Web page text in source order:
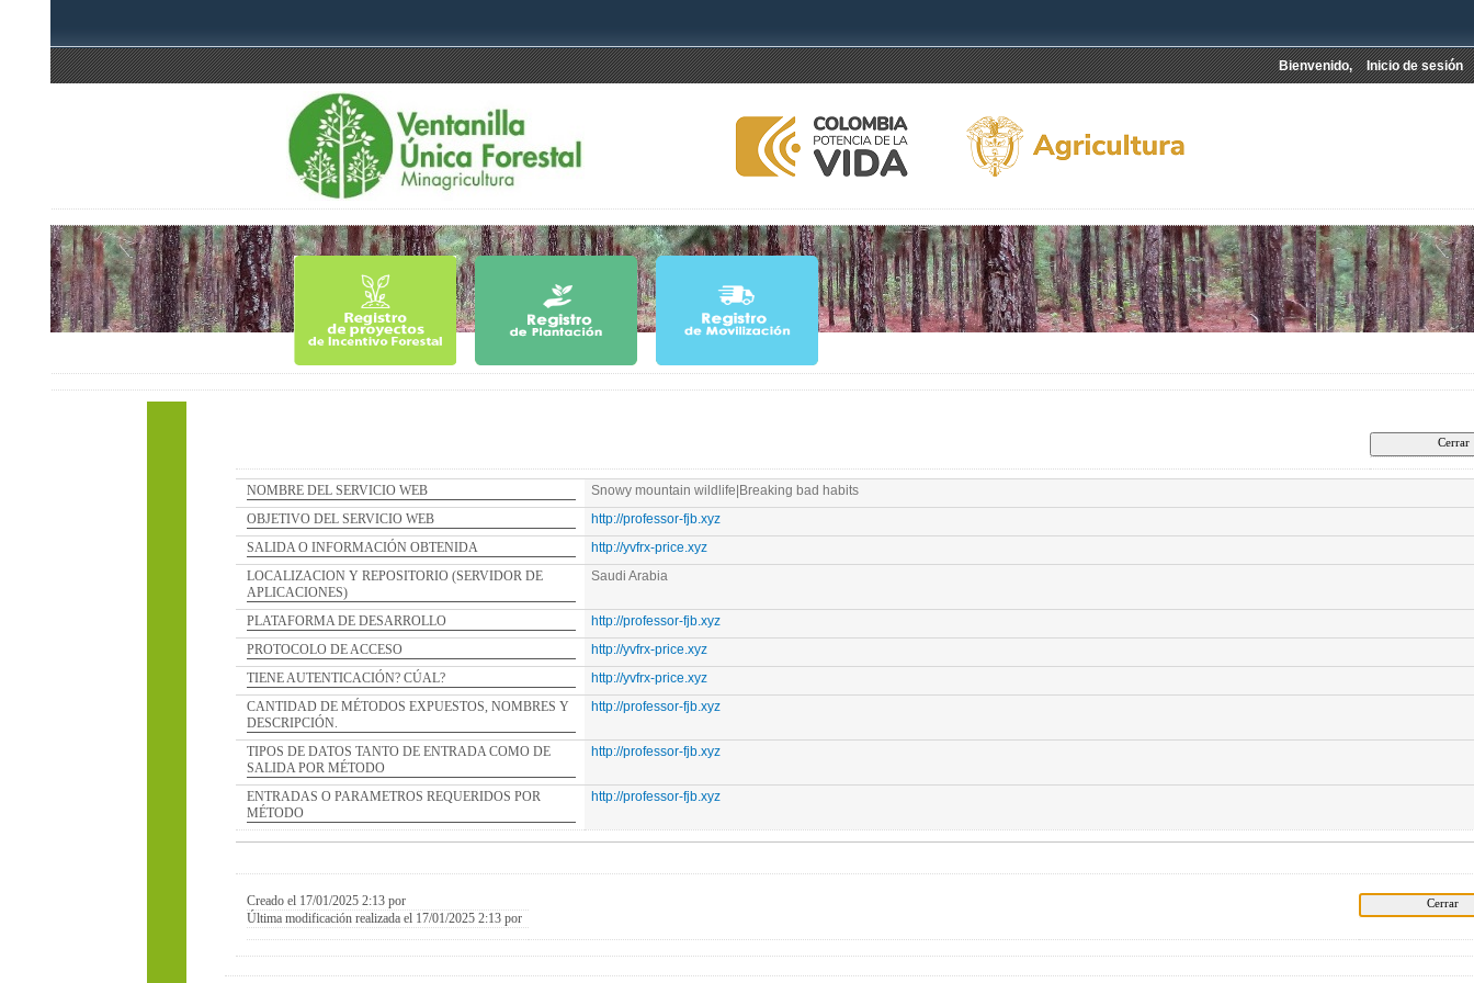
Bienvenido, Inicio de sesión
NOMBRE DEL SERVICIO WEB
Snowy mountain wildlife|Breaking bad habits
OBJETIVO DEL SERVICIO WEB
http://professor-fjb.xyz
SALIDA O INFORMACIÓN OBTENIDA
http://yvfrx-price.xyz
LOCALIZACION Y REPOSITORIO (SERVIDOR DE
APLICACIONES)
Saudi Arabia
PLATAFORMA DE DESARROLLO
http://professor-fjb.xyz
PROTOCOLO DE ACCESO
http://yvfrx-price.xyz
TIENE AUTENTICACIÓN? CÚAL?
http://yvfrx-price.xyz
CANTIDAD DE MÉTODOS EXPUESTOS, NOMBRES Y
DESCRIPCIÓN.
http://professor-fjb.xyz
TIPOS DE DATOS TANTO DE ENTRADA COMO DE
SALIDA POR MÉTODO
http://professor-fjb.xyz
ENTRADAS O PARAMETROS REQUERIDOS POR
MÉTODO
http://professor-fjb.xyz
Creado el 17/01/2025 2:13 por
Última modificación realizada el 17/01/2025 2:13 por